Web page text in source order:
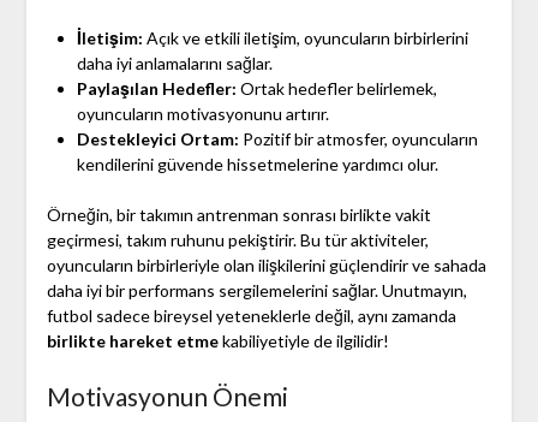
İletişim: Açık ve etkili iletişim, oyuncuların birbirlerini
daha iyi anlamalarını sağlar.
Paylaşılan Hedefler: Ortak hedefler belirlemek,
oyuncuların motivasyonunu artırır.
Destekleyici Ortam: Pozitif bir atmosfer, oyuncuların
kendilerini güvende hissetmelerine yardımcı olur.
Örneğin, bir takımın antrenman sonrası birlikte vakit
geçirmesi, takım ruhunu pekiştirir. Bu tür aktiviteler,
oyuncuların birbirleriyle olan ilişkilerini güçlendirir ve sahada
daha iyi bir performans sergilemelerini sağlar. Unutmayın,
futbol sadece bireysel yeteneklerle değil, aynı zamanda
birlikte hareket etmekabiliyetiyle de ilgilidir!
Motivasyonun Önemi